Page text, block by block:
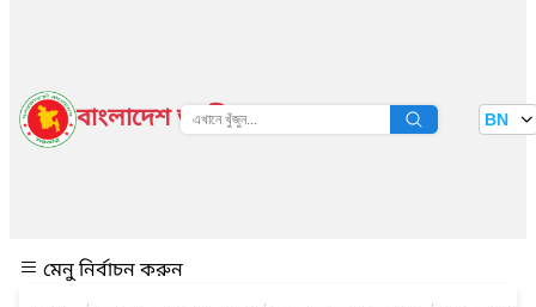
বাংলাদেশ জাতীয় তথ্য বাতায়ন BN
মেনু নির্বাচন করুন